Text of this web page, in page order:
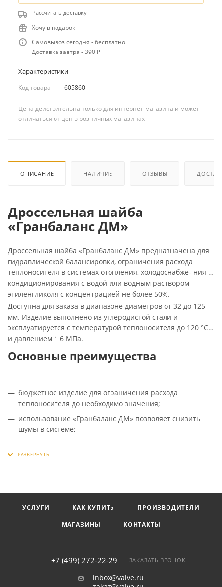
Рассчитать доставку
Хочу в подарок
Самовывоз сегодня - бесплатно
Доставка завтра - 390 ₽
Характеристики
Код товара — 605860
Цена действительна только для интернет-магазина и может
отличаться от цен в розничных магазинах
ОПИСАНИЕ НАЛИЧИЕ ОТЗЫВЫ
Дроссельная шайба
«Гранбаланс ДМ»
Дроссельная шайба «Гранбаланс ДМ» предназначена для
гидравлической балансировки, ограничения расхода
теплоносителя в системах отопления, холодоснабже- ния и
кондиционирования с водой или водным раствором
этиленгликоля с концентрацией не более 50%.
Доступна для заказа в диапазоне диаметров от 32 до 125
мм. Изделие выполнено из углеродистой стали и
эксплуатируется с температурой теплоносителя до 120 °С
и давлением 1 6 МПа.
Основные преимущества
бюджетное изделие для ограничения расхода
теплоносителя до необходимо значения;
использование «Гранбаланс ДМ» позволяет снизить
шумы в системе;
монтажа в любом положении на подающем и обратном
регулирующего болта;
снижение затрат на балансировку, энергосбережение и
УСЛУГИ КАК КУПИТЬ
ПРОИЗВОДИТЕЛИ
МАГАЗИНЫ
КОНТАКТЫ
+7 (499) 272-22-29 ЗАКАЗАТЬ ЗВОНОК
inbox@valve.ru